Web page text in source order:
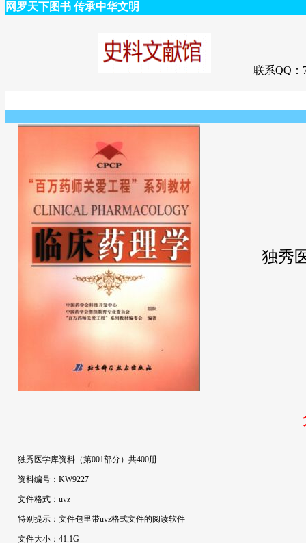
网罗天下图书 传承中华文明
联系QQ：
独秀
独秀医学库资料（第001部分）共400册
资料编号：KW9227
文件格式：uvz
特别提示：文件包里带uvz格式文件的阅读软件
文件大小：41.1G